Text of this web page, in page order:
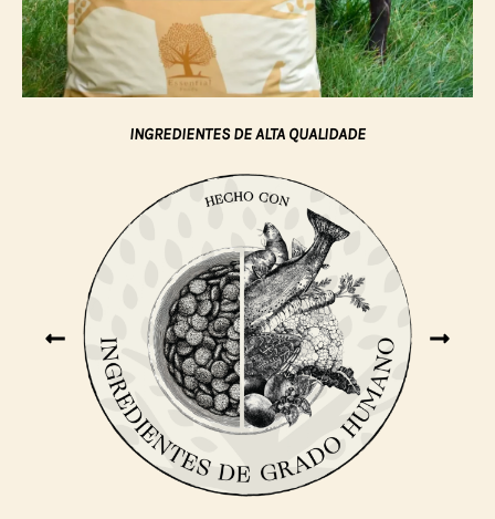
INGREDIENTES DE ALTA QUALIDADE